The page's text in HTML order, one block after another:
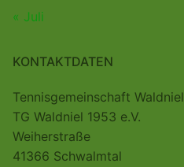
« Juli
KONTAKTDATEN
Tennisgemeinschaft Waldniel
TG Waldniel 1953 e.V.
Weiherstraße
41366 Schwalmtal